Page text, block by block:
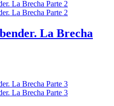
La Brecha